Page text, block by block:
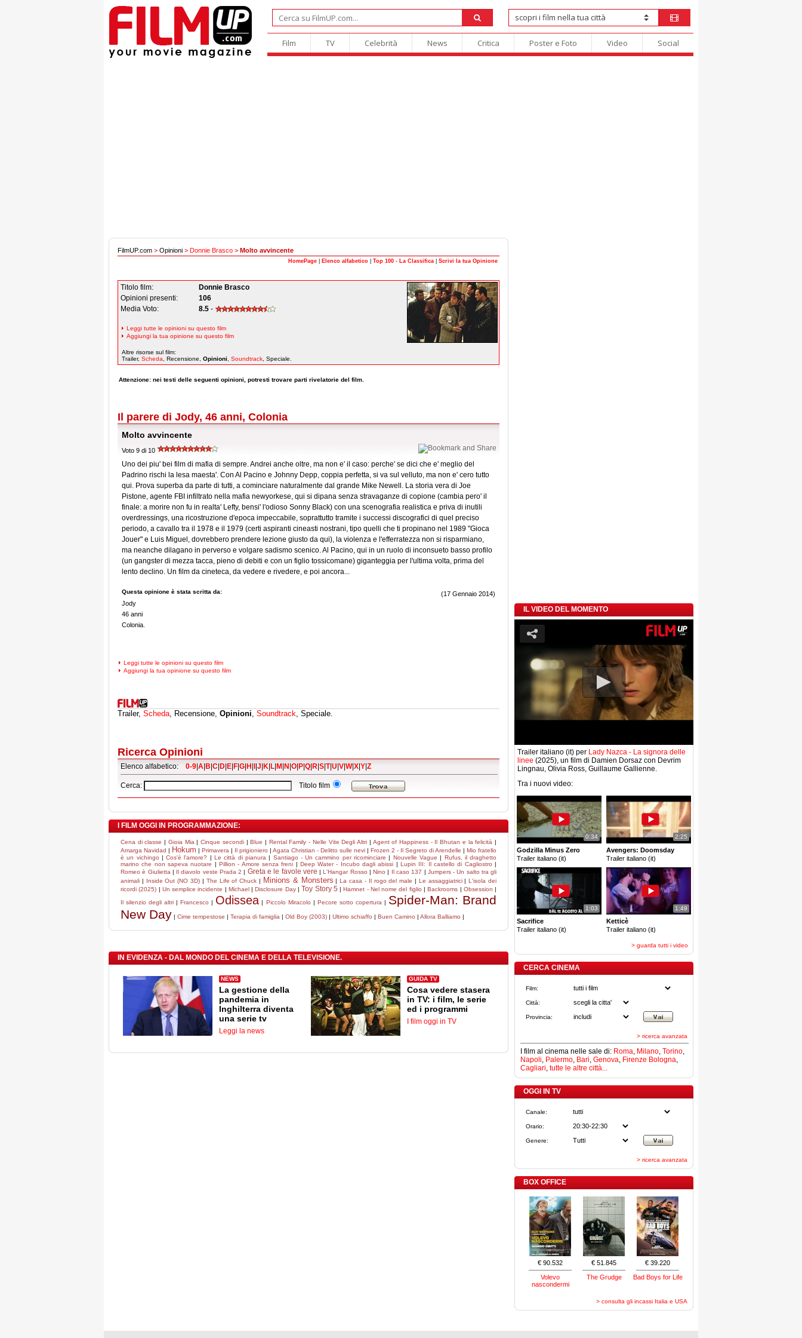
Film TV Celebrità News Critica Poster e Foto Video Social
FilmUP.com > Opinioni > Donnie Brasco > Molto avvincente
HomePage Elenco alfabetico Top 100 - La Classifica Scrivi la tua Opinione
Titolo film:
Donnie Brasco
Opinioni presenti:
106
Media Voto:
8.5 -
Leggi tutte le opinioni su questo film
Aggiungi la tua opinione su questo film
Altre risorse sul film:
Trailer, Scheda , Recensione, Opinioni Soundtrack , Speciale.
Attenzione: nei testi delle seguenti opinioni, potresti trovare parti rivelatorie del film.
Il parere di Jody, 46 anni, Colonia
Molto avvincente
Voto 9 di 10
Uno dei piu' bei film di mafia di sempre. Andrei anche oltre, ma non e' il caso: perche' se dici che e' meglio del
Padrino rischi la lesa maesta'. Con Al Pacino e Johnny Depp, coppia perfetta, si va sul velluto, ma non e' cero tutto
qui. Prova superba da parte di tutti, a cominciare naturalmente dal grande Mike Newell. La storia vera di Joe
Pistone, agente FBI infiltrato nella mafia newyorkese, qui si dipana senza stravaganze di copione (cambia pero' il
finale: a morire non fu in realta' Lefty, bensi' l'odioso Sonny Black) con una scenografia realistica e priva di inutili
overdressings, una ricostruzione d'epoca impeccabile, soprattutto tramite i successi discografici di quel preciso
periodo, a cavallo tra il 1978 e il 1979 (certi aspiranti cineasti nostrani, tipo quelli che ti propinano nel 1989 "Gioca
Jouer" e Luis Miguel, dovrebbero prendere lezione giusto da qui), la violenza e l'efferratezza non si risparmiano,
ma neanche dilagano in perverso e volgare sadismo scenico. Al Pacino, qui in un ruolo di inconsueto basso profilo
(un gangster di mezza tacca, pieno di debiti e con un figlio tossicomane) giganteggia per l'ultima volta, prima del
lento declino. Un film da cineteca, da vedere e rivedere, e poi ancora...
Questa opinione è stata scritta da:
Jody
46 anni
Colonia.
(17 Gennaio 2014)
Leggi tutte le opinioni su questo film
Aggiungi la tua opinione su questo film
Trailer, Scheda, Recensione, Opinioni, Soundtrack, Speciale.
Ricerca Opinioni
Elenco alfabetico: 0-9 A B C D E F G H J K L M N O P Q R S T|U V W|X Y Z
Cerca: Titolo film
I FILM OGGI IN PROGRAMMAZIONE:
Cena di classe | Gioia Mia |Cinque secondi|Blue | Rental Family - Nelle Vite Degli Altri | Agent of Happiness - Il Bhutan e la felicità |
Amarga Navidad | Hokum | Primavera | Il prigioniero | Agata Christian - Delitto sulle nevi | Frozen 2 - Il Segreto di Arendelle | Mio fratello
è un vichingo |Cos'è l'amore? |Le città di pianura | Santiago - Un cammino per ricominciare | Nouvelle Vague | Rufus, il draghetto
marino che non sapeva nuotare | Pillion - Amore senza freni | Deep Water - Incubo dagli abissi |Lupin III: Il castello di Cagliostro |
Romeo è Giulietta | Il diavolo veste Prada 2 | Greta e le favole vere |L'Hangar Rosso |Nino | Il caso 137 | Jumpers - Un salto tra gli
animali | Inside Out (NO 3D) | The Life of Chuck | Minions & Monsters |La casa - Il rogo del male | Le assaggiatrici|L'isola dei
ricordi (2025) | Un semplice incidente | Michael|Disclosure Day| Toy Story 5 |Hamnet - Nel nome del figlio |Backrooms | Obsession |
Il silenzio degli altri |Francesco | Odissea | Piccolo Miracolo | Pecore sotto copertura | Spider-Man: Brand
New Day | Cime tempestose | Terapia di famiglia | Old Boy (2003) | Ultimo schiaffo | Buen Camino | Allora Balliamo |
IN EVIDENZA - DAL MONDO DEL CINEMA E DELLA TELEVISIONE.
NEWS
La gestione della
pandemia in
Inghilterra diventa
una serie tv
Leggi la news
GUIDA TV
Cosa vedere stasera
in TV: i film, le serie
ed i programmi
I film oggi in TV
IL VIDEO DEL MOMENTO
Trailer italiano (it) per Lady Nazca - La signora delle
linee (2025), un film di Damien Dorsaz con Devrim
Lingnau, Olivia Ross, Guillaume Gallienne.
Tra i nuovi video:
0:34
Godzilla Minus Zero
Trailer italiano (it)
2:25
Avengers: Doomsday
Trailer italiano (it)
1:03
Sacrifice
Trailer italiano (it)
1:49
Ketticè
Trailer italiano (it)
> guarda tutti i video
CERCA CINEMA
Film:
Città:
Provincia:
> ricerca avanzata
I film al cinema nelle sale di: Roma, Milano, Torino,
Napoli, Palermo, Bari, Genova, Firenze Bologna,
Cagliari, tutte le altre città...
OGGI IN TV
Canale:
Orario:
Genere:
> ricerca avanzata
BOX OFFICE
€ 90.532
Volevo
nascondermi
€ 51.845
The Grudge
€ 39.220
Bad Boys for Life
> consulta gli incassi Italia e USA